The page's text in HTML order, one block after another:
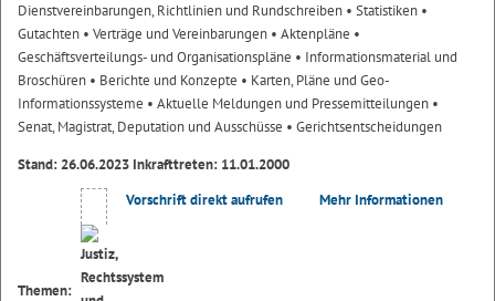
Dienstvereinbarungen, Richtlinien und Rundschreiben • Statistiken •
Gutachten • Verträge und Vereinbarungen • Aktenpläne •
Geschäftsverteilungs- und Organisationspläne • Informationsmaterial und
Broschüren • Berichte und Konzepte • Karten, Pläne und Geo-
Informationssysteme • Aktuelle Meldungen und Pressemitteilungen •
Senat, Magistrat, Deputation und Ausschüsse • Gerichtsentscheidungen
Stand: 26.06.2023 Inkrafttreten: 11.01.2000
Themen:
Vorschrift direkt aufrufen Mehr Informationen